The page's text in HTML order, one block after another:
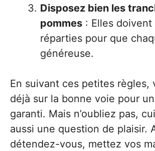
Disposez bien les
pommes : Elles doivent
réparties pour que
généreuse.
En suivant ces petites règles,
déjà sur la bonne voie pour
garanti. Mais n’oubliez pas,
aussi une question de plaisir.
détendez-vous, mettez vos